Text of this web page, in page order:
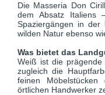
Die Masseria Don
dem Absatz Italiens
Spaziergängen in
wilden Natur ebenso
Was bietet das
Weiß ist die prägende
zugleich die
feinen
örtlichen Handwerker